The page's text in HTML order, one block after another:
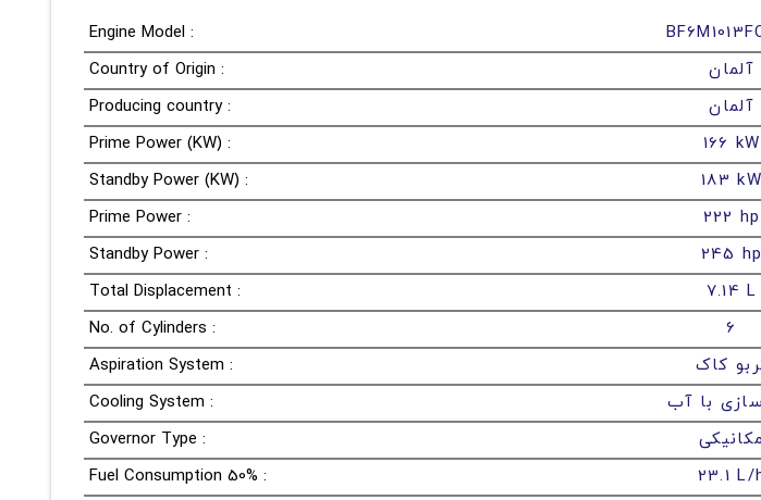
Engine Model :
آلمان
Country of Origin :
آلمان
Producing country :
166 kW
Prime Power (KW) :
183 kW
Standby Power (KW) :
222 hp
Prime Power :
245 hp
Standby Power :
7.14 L
Total Displacement :
6
No. of Cylinders :
کاک
Aspiration System :
با آب
Cooling System :
مکانیکی
Governor Type :
23.1 L/
Fuel Consumption 50% :